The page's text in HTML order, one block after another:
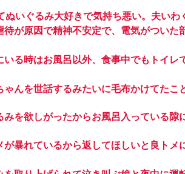
ぬいぐるみ大好きで気持ち悪い。夫い
待が原因で精神不安定で、電気がつい
る時はお風呂以外、食事中でもトイレ
んを世話するみたいに毛布かけてたこ
を欲しがったからお風呂入っている隙
が暴れているから返してほしいと良ト